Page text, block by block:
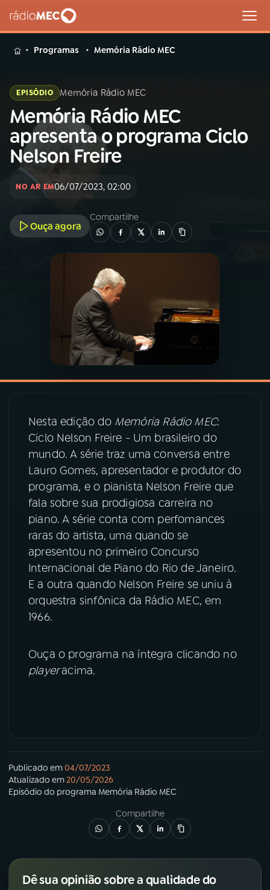
MENU
Buscar
na
Rádio
MEC
Buscar
A RÁDIO
PROGRAMAÇÃO
PROGRAMAS
05PODCASTS
06VIDEOCASTS
07 ÚLTIMAS
08 PRÊMIO RÁDIO MEC
ACOMPANHE A RÁDIO MEC
YouTube Facebook
Instagram X
Programas Memória Rádio MEC
EPISÓDIO Memória Rádio MEC
Memória Rádio MEC
apresenta o programa Ciclo
Nelson Freire
NO AR EM06/07/2023, 02:00
Ouça agora
Compartilhe
Nesta edição do Memória Rádio MEC:
Ciclo Nelson Freire - Um brasileiro do
mundo. A série traz uma conversa entre
Lauro Gomes, apresentador e produtor do
programa, e o pianista Nelson Freire que
fala sobre sua prodigiosa carreira no
piano. A série conta com perfomances
raras do artista, uma quando se
apresentou no primeiro Concurso
Internacional de Piano do Rio de Janeiro.
E a outra quando Nelson Freire se uniu à
orquestra sinfônica da Rádio MEC, em
1966.
Ouça o programa na íntegra clicando no
playeracima.
Publicado em04/07/2023
Atualizado em20/05/2026
Episódio do programa Memória Rádio MEC
Compartilhe
Dê sua opinião sobre a qualidade do